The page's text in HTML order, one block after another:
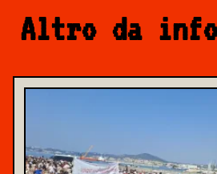
Altro da